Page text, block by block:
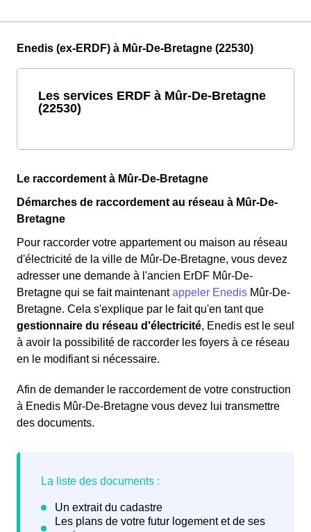
Enedis (ex-ERDF) à Mûr-De-Bretagne (22530)
Les services ERDF à Mûr-De-Bretagne
(22530)
Le raccordement à Mûr-De-Bretagne
Démarches de raccordement au réseau à Mûr-De-
Bretagne
Pour raccorder votre appartement ou maison au réseau
d'électricité de la ville de Mûr-De-Bretagne, vous devez
adresser une demande à l'ancien ErDF Mûr-De-
Bretagne qui se fait maintenantappeler Enedis Mûr-De-
Bretagne. Cela s'explique par le fait qu'en tant que
gestionnaire du réseau d'électricité, Enedis est le seul
à avoir la possibilité de raccorder les foyers à ce réseau
en le modifiant si nécessaire.
Afin de demander le raccordement de votre construction
à Enedis Mûr-De-Bretagne vous devez lui transmettre
des documents.